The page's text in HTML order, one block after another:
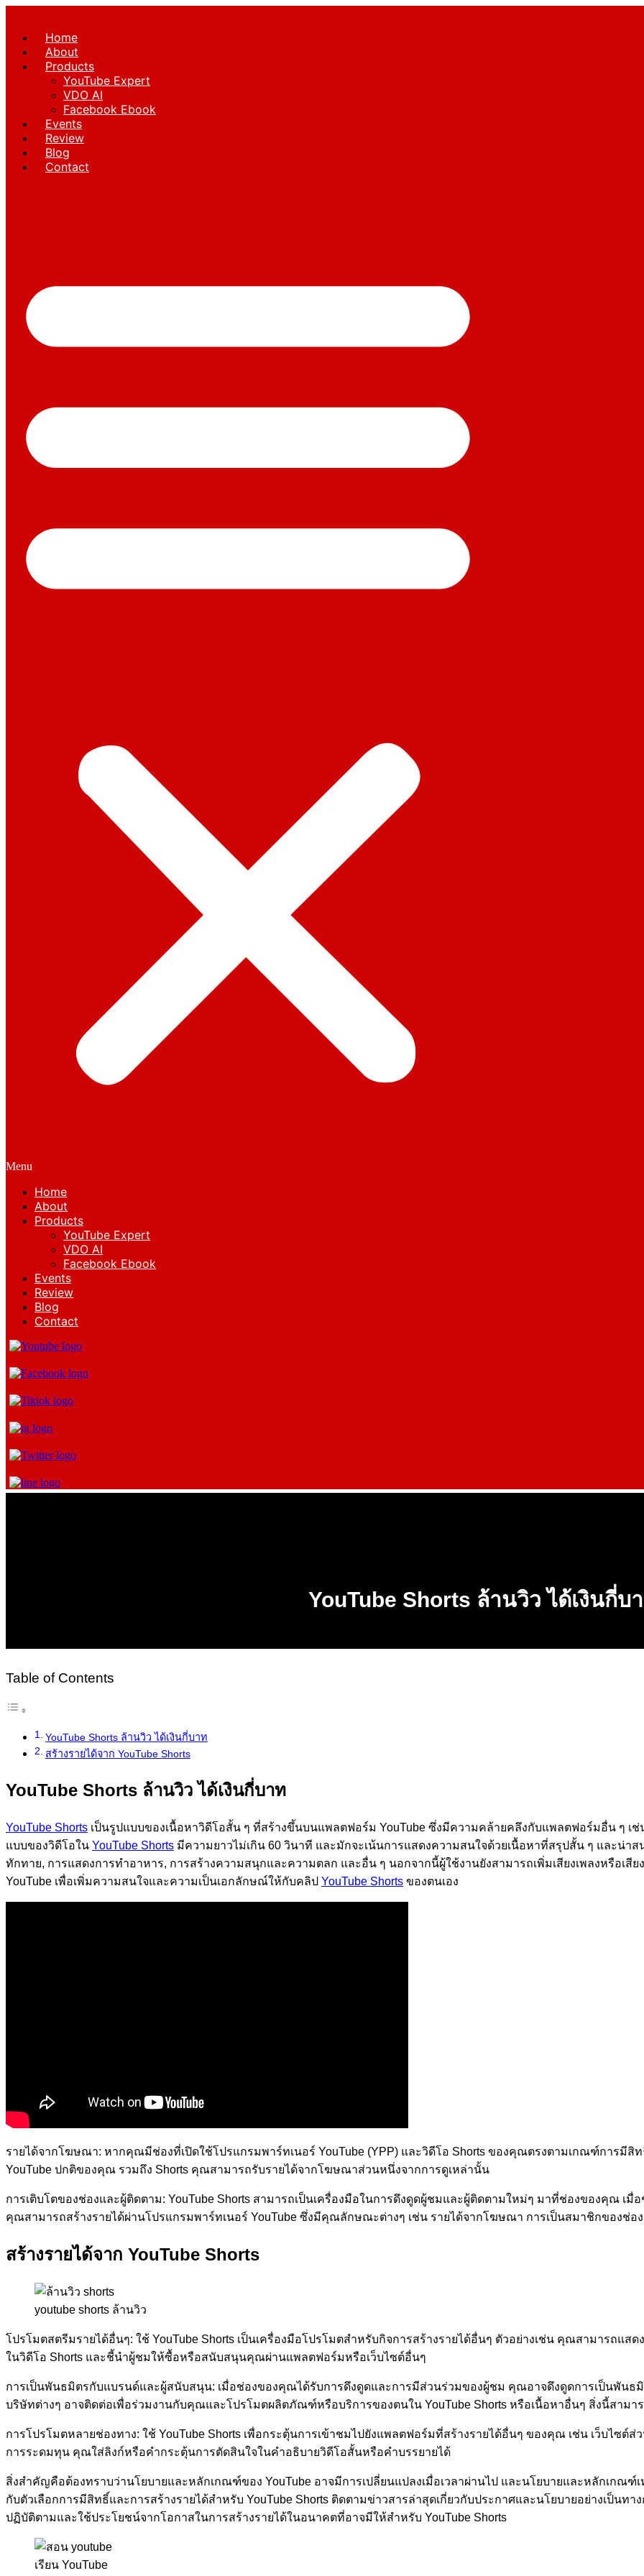
content
Home
About
Products
YouTube Expert
VDO AI
Facebook Ebook
Events
Review
Blog
Contact
Menu
Home
About
Products
YouTube Expert
VDO AI
Facebook Ebook
Events
Review
Blog
Contact
YouTube Shorts ล้านวิว ได้เงินกี่บ
Table of Contents
YouTube Shorts ล้านวิว ได้เงินกี่บาท
สร้างรายได้จาก YouTube Shorts
YouTube Shorts ล้านวิว ได้เงินกี่บาท
YouTube Shorts เป็นรูปแบบของเนื้อหาวิดีโอสั้น ๆ ที่สร้างขึ้นบนแพลตฟอร์ม YouTube ซึ่งมีความคล้ายคลึงกับแพลตฟอร์มอื่น ๆ เช่น
แบบของวิดีโอใน YouTube Shorts มีความยาวไม่เกิน 60 วินาที และมักจะเน้นการแสดงความสนใจด้วยเนื้อหาที่สรุปสั้น ๆ และน่าส
ทักทาย, การแสดงการทำอาหาร, การสร้างความสนุกและความตลก และอื่น ๆ นอกจากนี้ผู้ใช้งานยังสามารถเพิ่มเสียงเพลงหรือเสี
YouTube เพื่อเพิ่มความสนใจและความเป็นเอกลักษณ์ให้กับคลิป YouTube Shorts ของตนเอง
รายได้จากโฆษณา: หากคุณมีช่องที่เปิดใช้โปรแกรมพาร์ทเนอร์ YouTube (YPP) และวิดีโอ Shorts ของคุณตรงตามเกณฑ์การมี
YouTube ปกติของคุณ รวมถึง Shorts คุณสามารถรับรายได้จากโฆษณาส่วนหนึ่งจากการดูเหล่านั้น
การเติบโตของช่องและผู้ติดตาม: YouTube Shorts สามารถเป็นเครื่องมือในการดึงดูดผู้ชมและผู้ติดตามใหม่ๆ มาที่ช่องของคุณ เ
คุณสามารถสร้างรายได้ผ่านโปรแกรมพาร์ทเนอร์ YouTube ซึ่งมีคุณลักษณะต่างๆ เช่น รายได้จากโฆษณา การเป็นสมาชิกของช่อง
สร้างรายได้จาก YouTube Shorts
youtube shorts ล้านวิว
โปรโมตสตรีมรายได้อื่นๆ: ใช้ YouTube Shorts เป็นเครื่องมือโปรโมตสำหรับกิจการสร้างรายได้อื่นๆ ตัวอย่างเช่น คุณสามารถ
ในวิดีโอ Shorts และชี้นำผู้ชมให้ซื้อหรือสนับสนุนคุณผ่านแพลตฟอร์มหรือเว็บไซต์อื่นๆ
การเป็นพันธมิตรกับแบรนด์และผู้สนับสนุน: เมื่อช่องของคุณได้รับการดึงดูดและการมีส่วนร่วมของผู้ชม คุณอาจดึงดูดการเป็นพัน
บริษัทต่างๆ อาจติดต่อเพื่อร่วมงานกับคุณและโปรโมตผลิตภัณฑ์หรือบริการของตนใน YouTube Shorts หรือเนื้อหาอื่นๆ สิ่งนี้สามา
การโปรโมตหลายช่องทาง: ใช้ YouTube Shorts เพื่อกระตุ้นการเข้าชมไปยังแพลตฟอร์มที่สร้างรายได้อื่นๆ ของคุณ เช่น เว็บไซต์
การระดมทุน คุณใส่ลิงก์หรือคำกระตุ้นการตัดสินใจในคำอธิบายวิดีโอสั้นหรือคำบรรยายได้
สิ่งสำคัญคือต้องทราบว่านโยบายและหลักเกณฑ์ของ YouTube อาจมีการเปลี่ยนแปลงเมื่อเวลาผ่านไป และนโยบายและหลักเกณฑ์
กับตัวเลือกการมีสิทธิ์และการสร้างรายได้สำหรับ YouTube Shorts ติดตามข่าวสารล่าสุดเกี่ยวกับประกาศและนโยบายอย่างเป็นทา
ปฏิบัติตามและใช้ประโยชน์จากโอกาสในการสร้างรายได้ในอนาคตที่อาจมีให้สำหรับ YouTube Shorts
เรียน YouTube